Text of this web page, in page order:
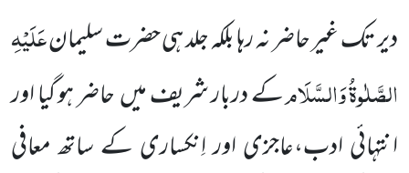
دیر تک غیر حاضر نہ رہا بلکہ جلد ہی حضرت سلیمانعَلَیْہِ
الصَّلٰوۃُوَالسَّلَامکے دربارشریف میںحاضر ہو گیا اور
انتہائی ادب،عاجزی اور اِنکساری کے ساتھ معافی